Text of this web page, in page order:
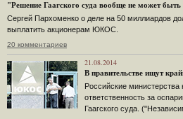
"Решение Гаагского суда вообще не может
Сергей Пархоменко о деле на 50 миллиардов
выплатить акционерам ЮКОС.
20 комментариев
21.08.2014
В правительстве ищут
Российские министерства
ответственность за
Гаагского суда.